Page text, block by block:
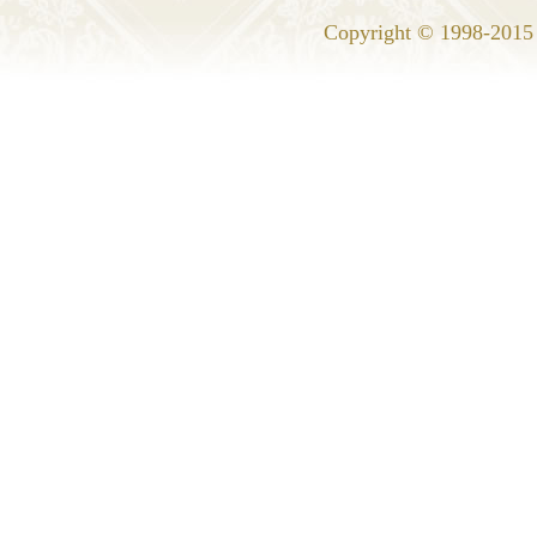
Copyright © 1998-